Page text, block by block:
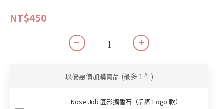
NT$450
以優惠價加購商品 (最多 1 件)
Nose Job 圓形擴香石（品牌 Logo 款）